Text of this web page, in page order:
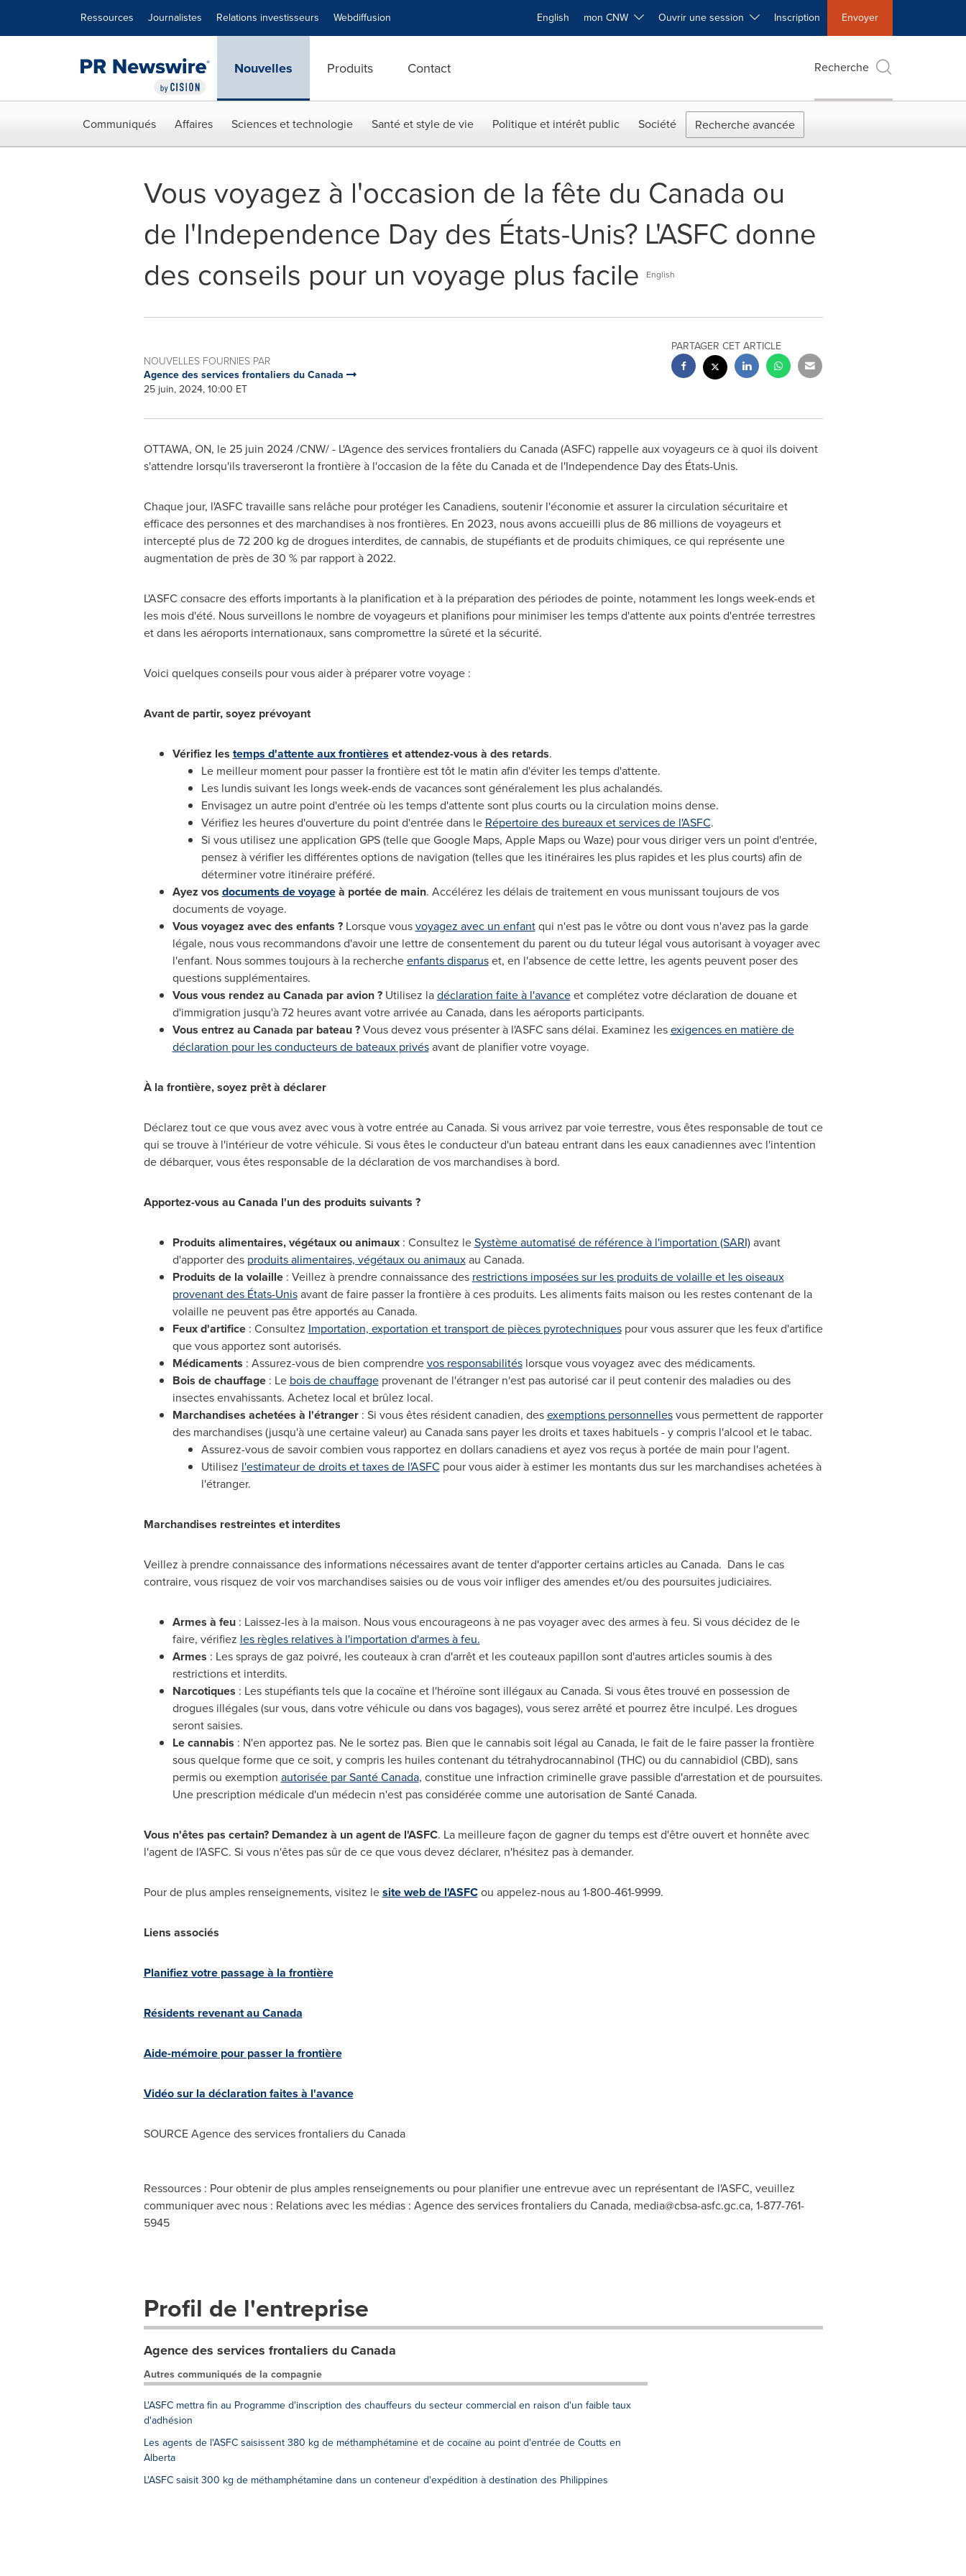
Ressources Journalistes Relations investisseurs Webdiffusion English mon CNW Ouvrir une session Inscription Envoyer
Nouvelles Produits Contact Recherche
Communiqués Affaires Sciences et technologie Santé et style de vie Politique et intérêt public Société Recherche avancée
Vous voyagez à l'occasion de la fête du Canada ou
de l'Independence Day des États-Unis? L'ASFC donne
des conseils pour un voyage plus facile
English
NOUVELLES FOURNIES PAR
Agence des services frontaliers du Canada
25 juin, 2024, 10:00 ET
PARTAGER CET ARTICLE
OTTAWA, ON, le 25 juin 2024/CNW/ - L'Agence des services frontaliers du Canada(ASFC) rappelle aux voyageurs ce à quoi ils doivent
s'attendre lorsqu'ils traverseront la frontière à l'occasion de la fête du Canadaet de l'Independence Day des États-Unis.
Chaque jour, l'ASFC travaille sans relâche pour protéger les Canadiens, soutenir l'économie et assurer la circulation sécuritaire et
efficace des personnes et des marchandises à nos frontières. En 2023, nous avons accueilli plus de 86 millions de voyageurs et
intercepté plus de 72 200 kg de drogues interdites, de cannabis, de stupéfiants et de produits chimiques, ce qui représente une
augmentation de près de 30 % par rapport à 2022.
L'ASFC consacre des efforts importants à la planification et à la préparation des périodes de pointe, notamment les longs week-ends et
les mois d'été. Nous surveillons le nombre de voyageurs et planifions pour minimiser les temps d'attente aux points d'entrée terrestres
et dans les aéroports internationaux, sans compromettre la sûreté et la sécurité.
Voici quelques conseils pour vous aider à préparer votre voyage :
Avant de partir, soyez prévoyant
Vérifiez les temps d'attente aux frontières et attendez-vous à des retards.
Le meilleur moment pour passer la frontière est tôt le matin afin d'éviter les temps d'attente.
Les lundis suivant les longs week-ends de vacances sont généralement les plus achalandés.
Envisagez un autre point d'entrée où les temps d'attente sont plus courts ou la circulation moins dense.
Vérifiez les heures d'ouverture du point d'entrée dans le Répertoire des bureaux et services de l'ASFC.
Si vous utilisez une application GPS (telle que Google Maps, Apple Maps ou Waze) pour vous diriger vers un point d'entrée,
pensez à vérifier les différentes options de navigation (telles que les itinéraires les plus rapides et les plus courts) afin de
déterminer votre itinéraire préféré.
Ayez vos documents de voyageà portée de main. Accélérez les délais de traitement en vous munissant toujours de vos
documents de voyage.
Vous voyagez avec des enfants ?Lorsque vousvoyagez avec un enfantqui n'est pas le vôtre ou dont vous n'avez pas la garde
légale, nous vous recommandons d'avoir une lettre de consentement du parent ou du tuteur légal vous autorisant à voyager avec
l'enfant. Nous sommes toujours à la rechercheenfants disparuset, en l'absence de cette lettre, les agents peuvent poser des
questions supplémentaires.
Vous vous rendez auCanada par avion ?Utilisez ladéclaration faite à l'avanceet complétez votre déclaration de douane et
d'immigration jusqu'à 72 heures avant votre arrivée au Canada, dans les aéroports participants.
Vous entrez auCanada par bateau ?Vous devez vous présenter à l'ASFC sans délai. Examinez lesexigences en matière de
déclaration pour les conducteurs de bateaux privésavant de planifier votre voyage.
À la frontière, soyez prêt à déclarer
Déclarez tout ce que vous avez avec vous à votre entrée au Canada. Si vous arrivez par voie terrestre, vous êtes responsable de tout ce
qui se trouve à l'intérieur de votre véhicule. Si vous êtes le conducteur d'un bateau entrant dans les eaux canadiennes avec l'intention
de débarquer, vous êtes responsable de la déclaration de vos marchandises à bord.
Apportez-vous auCanada l'un des produits suivants ?
Produits alimentaires, végétaux ou animaux: Consultez leSystème automatisé de référence à l'importation (SARI)avant
d'apporter des produits alimentaires, végétaux ou animauxau Canada.
Produits de la volaille: Veillez à prendre connaissance des restrictions imposées sur les produits de volaille et les oiseaux
provenant des États-Unisavant de faire passer la frontière à ces produits. Les aliments faits maison ou les restes contenant de la
volaille ne peuvent pas être apportés au Canada.
Feux d'artifice: Consultez Importation, exportation et transport de pièces pyrotechniquespour vous assurer que les feux d'artifice
que vous apportez sont autorisés.
Médicaments : Assurez-vous de bien comprendrevos responsabilitéslorsque vous voyagez avec des médicaments.
Bois dechauffage: Le bois de chauffageprovenant de l'étranger n'est pas autorisé car il peut contenir des maladies ou des
insectes envahissants. Achetez local et brûlez local.
Marchandises achetées à l'étranger: Si vous êtes résident canadien, desexemptions personnellesvous permettent de rapporter
des marchandises (jusqu'à une certaine valeur) au Canadasans payer les droits et taxes habituels - y compris l'alcool et le tabac.
Assurez-vous de savoir combien vous rapportez en dollars canadiens et ayez vos reçus à portée de main pour l'agent.
Utilisez l'estimateur de droits et taxes de l'ASFC pour vous aider à estimer les montants dus sur les marchandises achetées à
l'étranger.
Marchandises restreintes et interdites
Veillez à prendre connaissance des informations nécessaires avant de tenter d'apporter certains articles au Canada. Dans le cas
contraire, vous risquez de voir vos marchandises saisies ou de vous voir infliger des amendes et/ou des poursuites judiciaires.
Armes à feu: Laissez-les à la maison. Nous vous encourageons à ne pas voyager avec des armes à feu. Si vous décidez de le
faire, vérifiez les règles relatives à l'importation d'armes à feu.
Armes : Les sprays de gaz poivré, les couteaux à cran d'arrêt et les couteaux papillon sont d'autres articles soumis à des
restrictions et interdits.
Narcotiques : Les stupéfiants tels que la cocaïne et l'héroïne sont illégaux au Canada. Si vous êtes trouvé en possession de
drogues illégales (sur vous, dans votre véhicule ou dans vos bagages), vous serez arrêté et pourrez être inculpé. Les drogues
seront saisies.
Le cannabis : N'en apportez pas. Ne le sortez pas. Bien que le cannabis soit légal au Canada, le fait de le faire passer la frontière
sous quelque forme que ce soit, y compris les huiles contenant du tétrahydrocannabinol (THC) ou du cannabidiol (CBD), sans
permis ou exemption autorisée par SantéCanada, constitue une infraction criminelle grave passible d'arrestation et de poursuites.
Une prescription médicale d'un médecin n'est pas considérée comme une autorisation de SantéCanada.
Vous n'êtes pas certain? Demandez à un agent de l'ASFC. La meilleure façon de gagner du temps est d'être ouvert et honnête avec
l'agent de l'ASFC. Si vous n'êtes pas sûr de ce que vous devez déclarer, n'hésitez pas à demander.
Pour de plus amples renseignements, visitez lesite web de l'ASFCou appelez-nous au 1-800-461-9999.
Liens associés
Planifiez votre passage à la frontière
Résidents revenant auCanada
Aide-mémoire pour passer la frontière
Vidéo sur la déclaration faites à l'avance
SOURCE Agence des services frontaliers du Canada
Ressources : Pour obtenir de plus amples renseignements ou pour planifier une entrevue avec un représentant de l'ASFC, veuillez
communiquer avec nous : Relations avec les médias : Agence des services frontaliers du Canada, media@cbsa-asfc.gc.ca, 1-877-761-
5945
Profil de l'entreprise
Agence des services frontaliers du Canada
Autres communiqués de la compagnie
L'ASFC mettra fin au Programme d'inscription des chauffeurs du secteur commercial en raison d'un faible taux
d'adhésion
Les agents de l'ASFC saisissent 380 kg de méthamphétamine et de cocaïne au point d'entrée de Coutts en
Alberta
L'ASFC saisit 300 kg de méthamphétamine dans un conteneur d'expédition à destination des Philippines